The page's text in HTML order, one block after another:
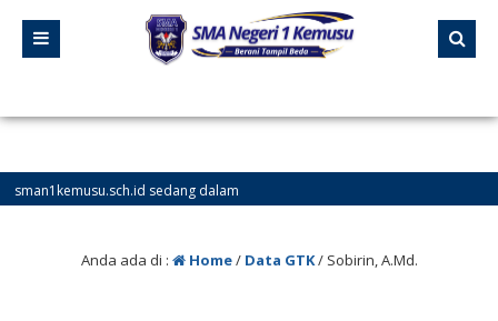
sedang dalam
Anda ada di : Home/ Data GTK/ Sobirin, A.Md.